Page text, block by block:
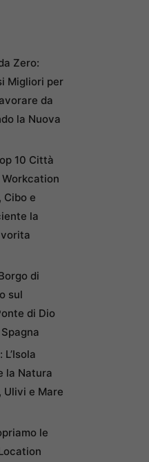
Zero:
Migliori per
da
la Nuova
10 Città
Cibo e
la
di
sul
di Dio
la Natura
Ulivi e Mare
le